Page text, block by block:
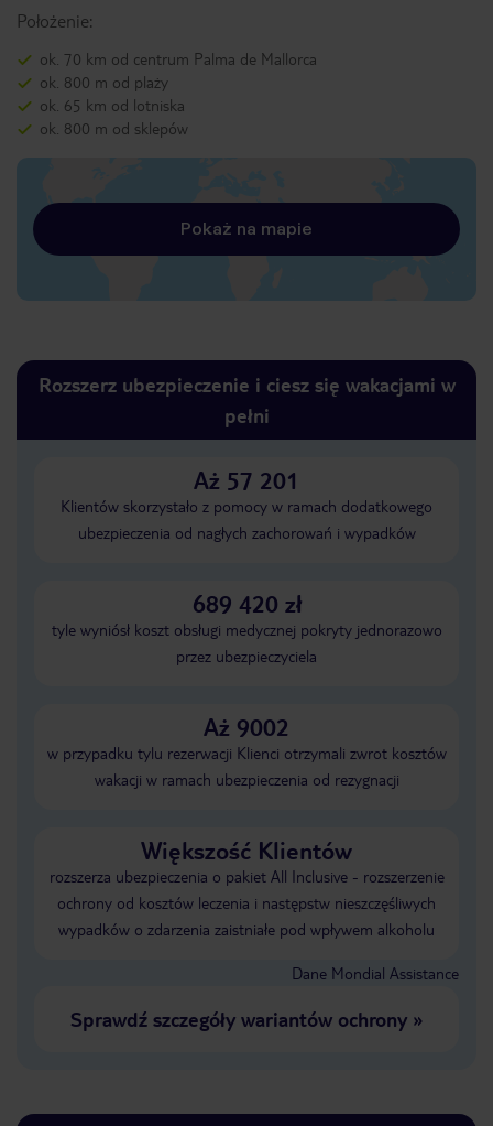
Położenie:
ok. 70 km od centrum Palma de Mallorca
ok. 800 m od plaży
ok. 65 km od lotniska
ok. 800 m od sklepów
Pokaż na mapie
Rozszerz ubezpieczenie i ciesz się wakacjami w
pełni
Aż 57 201
Klientów skorzystało z pomocy w ramach dodatkowego
ubezpieczenia od nagłych zachorowań i wypadków
689 420 zł
tyle wyniósł koszt obsługi medycznej pokryty jednorazowo
przez ubezpieczyciela
Aż 9002
w przypadku tylu rezerwacji Klienci otrzymali zwrot kosztów
wakacji w ramach ubezpieczenia od rezygnacji
Większość Klientów
rozszerza ubezpieczenia o pakiet All Inclusive - rozszerzenie
ochrony od kosztów leczenia i następstw nieszczęśliwych
wypadków o zdarzenia zaistniałe pod wpływem alkoholu
Dane Mondial Assistance
Sprawdź szczegóły wariantów ochrony»